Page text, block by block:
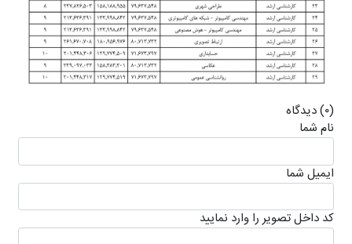
(۰) دیدگاه
نام شما
ايميل شما
كد داخل تصویر را وارد نمایید